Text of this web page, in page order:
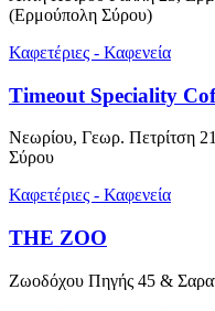
(Ερμούπολη Σύρου)
Καφετέριες - Καφενεία
Timeout Speciality
Νεωρίου, Γεωρ. Πετρίτση
Σύρου
Καφετέριες - Καφενεία
THE ZOO
Ζωοδόχου Πηγής 45 &